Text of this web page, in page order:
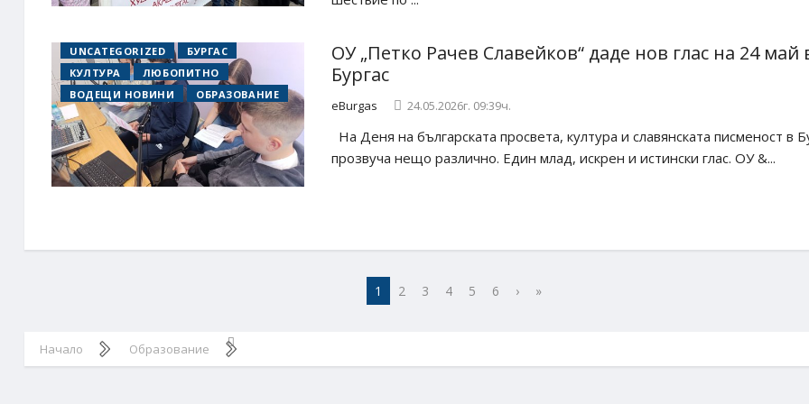
UNCATEGORIZED
БУРГАС
КУЛТУРА
ЛЮБОПИТНО
ВОДЕЩИ НОВИНИ
ОБРАЗОВАНИЕ
ОУ „Петко Рачев Славейков“ даде нов глас на 24 май
Бургас
eBurgas 24.05.2026г. 09:39ч.
На Деня на българската просвета, култура и славянската писменост в
прозвуча нещо различно. Един млад, искрен и истински глас. ОУ &...
1 2 3 4 5 6 › »
Начало Образование